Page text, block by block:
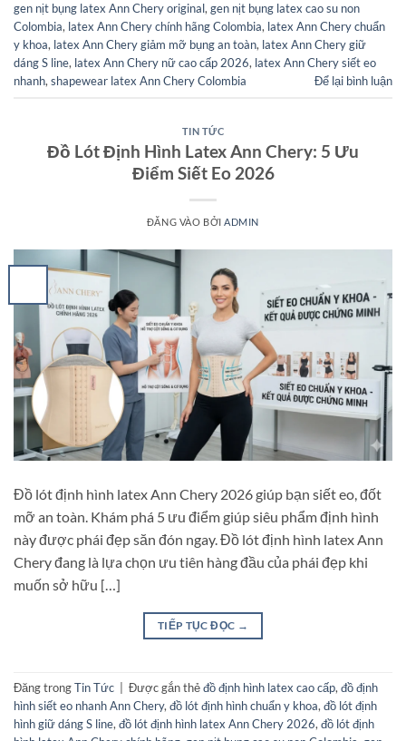
gen nịt bụng latex Ann Chery original, gen nịt bụng latex cao su non
Colombia, latex Ann Chery chính hãng Colombia, latex Ann Chery chuẩn
y khoa, latex Ann Chery giảm mỡ bụng an toàn, latex Ann Chery giữ
dáng S line, latex Ann Chery nữ cao cấp 2026, latex Ann Chery siết eo
nhanh, shapewear latex Ann Chery Colombia Để lại bình luận
TIN TỨC
Đồ Lót Định Hình Latex Ann Chery: 5 Ưu
Điểm Siết Eo 2026
ĐĂNG VÀO BỞIADMIN
Đồ lót định hình latex Ann Chery 2026 giúp bạn siết eo, đốt
mỡ an toàn. Khám phá 5 ưu điểm giúp siêu phẩm định hình
này được phái đẹp săn đón ngay. Đồ lót định hình latex Ann
Chery đang là lựa chọn ưu tiên hàng đầu của phái đẹp khi
muốn sở hữu […]
TIẾP TỤC ĐỌC →
Đăng trongTin Tức Được gắn thẻđồ định hình latex cao cấp,đồ định
hình siết eo nhanh Ann Chery,đồ lót định hình chuẩn y khoa,đồ lót định
hình giữ dáng S line,đồ lót định hình latex Ann Chery 2026,đồ lót định